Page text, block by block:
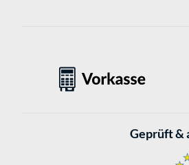
Geprüft &